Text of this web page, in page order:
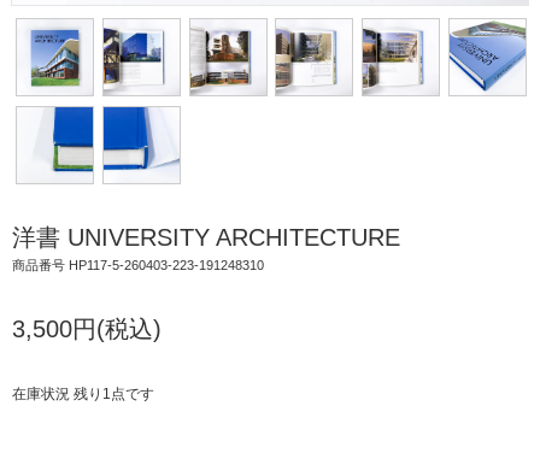
洋書 UNIVERSITY ARCHITECTURE
商品番号 HP117-5-260403-223-191248310
3,500円(税込)
在庫状況 残り1点です